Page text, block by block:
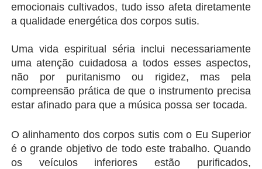
emocionais cultivados, tudo isso afeta diretamente
a qualidade energética dos corpos sutis.
Uma vida espiritual séria inclui necessariamente
uma atenção cuidadosa a todos esses aspectos,
não por puritanismo ou rigidez, mas pela
compreensão prática de que o instrumento precisa
estar afinado para que a música possa ser tocada.
O alinhamento dos corpos sutis com o Eu Superior
é o grande objetivo de todo este trabalho. Quando
os veículos inferiores estão purificados,